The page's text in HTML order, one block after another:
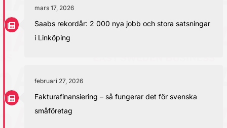
mars 17, 2026
Saabs rekordår: 2 000 nya jobb och stora satsningar
i Linköping
februari 27, 2026
Fakturafinansiering – så fungerar det för svenska
småföretag